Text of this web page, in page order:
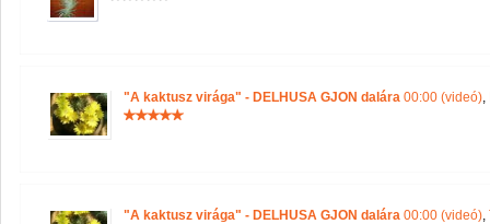
"A kaktusz virága" - DELHUSA GJON dalára 00:00 (videó),
"A kaktusz virága" - DELHUSA GJON dalára 00:00 (videó),